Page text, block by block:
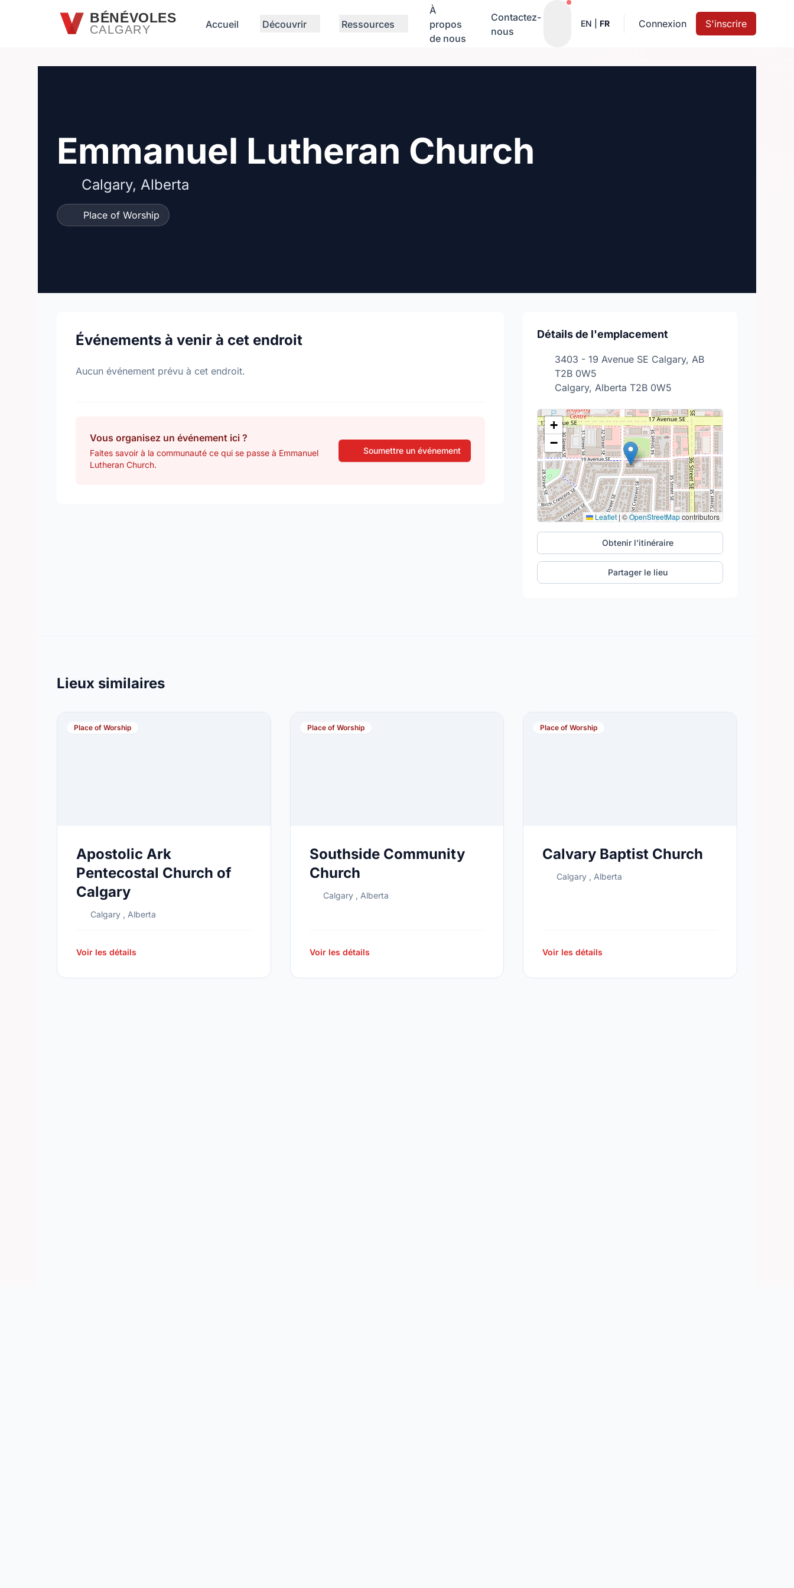
Passer au contenu principalBÉNÉVOLES
CALGARY Accueil Découvrir Ressources
À
propos
de nous
Contactez-
nous
Notifications actives
EN FR Connexion S'inscrire
Emmanuel Lutheran Church
Calgary, Alberta
Place of Worship
Événements à venir à cet endroit
Aucun événement prévu à cet endroit.
Vous organisez un événement ici ?
Faites savoir à la communauté ce qui se passe à Emmanuel
Lutheran Church.
Soumettre un événement
Détails de l'emplacement
3403 - 19 Avenue SE Calgary, AB
T2B 0W5
Calgary, Alberta T2B 0W5
+
−
Leaflet | ©OpenStreetMapcontributors
Obtenir l'itinéraire
Partager le lieu
Lieux similaires
Place of Worship
Apostolic Ark
Pentecostal Church of
Calgary
Calgary , Alberta
Voir les détails
Place of Worship
Southside Community
Church
Calgary , Alberta
Voir les détails
Place of Worship
Calvary Baptist Church
Calgary , Alberta
Voir les détails